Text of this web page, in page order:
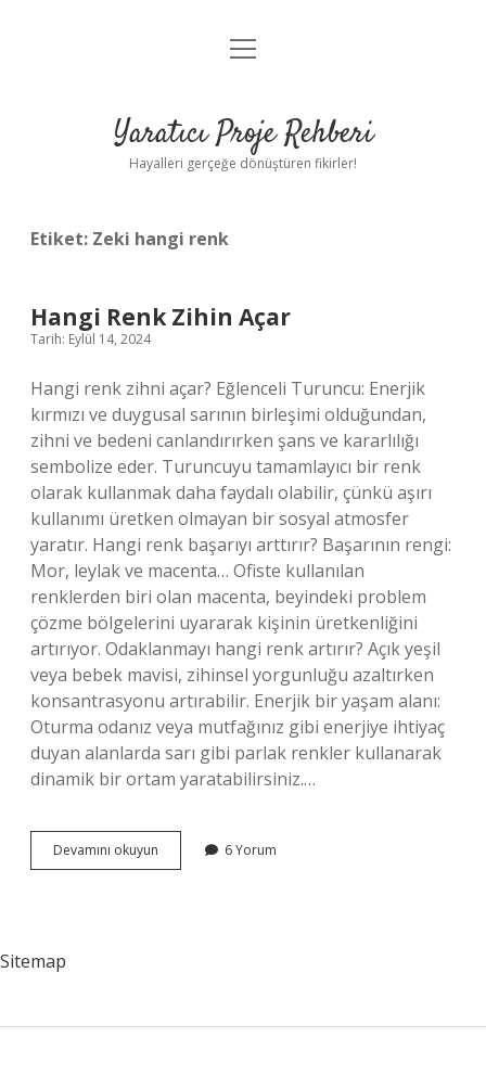
Anasayfa
Yasal Uyarı
menüyü
Yaratıcı Proje Rehberi
Hayalleri gerçeğe dönüştüren fikirler!
Etiket: Zeki hangi renk
Hangi Renk Zihin Açar
Tarih: Eylül 14, 2024
Hangi renk zihni açar? Eğlenceli Turuncu: Enerjik
kırmızı ve duygusal sarının birleşimi olduğundan,
zihni ve bedeni canlandırırken şans ve kararlılığı
sembolize eder. Turuncuyu tamamlayıcı bir renk
olarak kullanmak daha faydalı olabilir, çünkü aşırı
kullanımı üretken olmayan bir sosyal atmosfer
yaratır. Hangi renk başarıyı arttırır? Başarının rengi:
Mor, leylak ve macenta… Ofiste kullanılan
renklerden biri olan macenta, beyindeki problem
çözme bölgelerini uyararak kişinin üretkenliğini
artırıyor. Odaklanmayı hangi renk artırır? Açık yeşil
veya bebek mavisi, zihinsel yorgunluğu azaltırken
konsantrasyonu artırabilir. Enerjik bir yaşam alanı:
Oturma odanız veya mutfağınız gibi enerjiye ihtiyaç
duyan alanlarda sarı gibi parlak renkler kullanarak
dinamik bir ortam yaratabilirsiniz.…
Devamını okuyun
Renk
6 Yorum
Sitemap